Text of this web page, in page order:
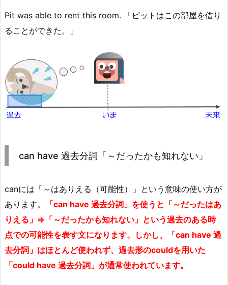
Pit was able to rent this room. 「ピットはこの部屋を借り
ることができた。」
can have 過去分詞「～だったかも知れない」
canには「～はありえる（可能性）」という意味の使い方が
あります。
「can have 過去分詞」を使うと「～だったはあ
りえる」⇒「～だったかも知れない」という過去のある時
点での可能性を表す文になります。しかし、「can have 過
去分詞」はほとんど使われず、過去形のcouldを用いた
「could have 過去分詞」が通常使われています。